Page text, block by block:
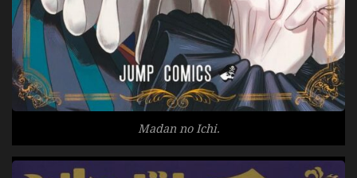
Madan no Ichi.